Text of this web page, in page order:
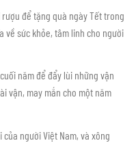
để tặng quà ngày Tết trong
về sức khỏe, tâm linh cho người
năm để đẩy lùi những vận
vận, may mắn cho một năm
người Việt Nam, và xông